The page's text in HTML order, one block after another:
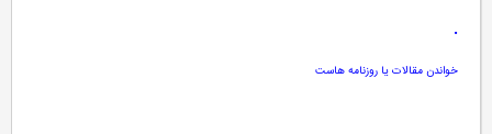
خواندن مقالات يا روزنامه هاست